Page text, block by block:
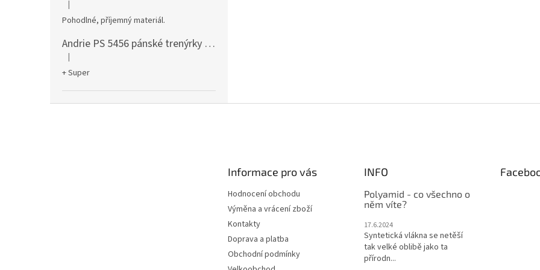
Hodnocení produktu je 5 z 5 hvězdiček.
|
Pohodlné, příjemný materiál.
Andrie PS 5456 pánské trenýrky černé
Hodnocení produktu je 5 z 5 hvězdiček.
|
+ Super
Informace pro vás
Hodnocení obchodu
Výměna a vrácení zboží
Kontakty
Doprava a platba
Obchodní podmínky
INFO
Polyamid - co všechno o
něm víte?
17.6.2024
Syntetická vlákna se netěší
tak velké oblibě jako ta
přírodn...